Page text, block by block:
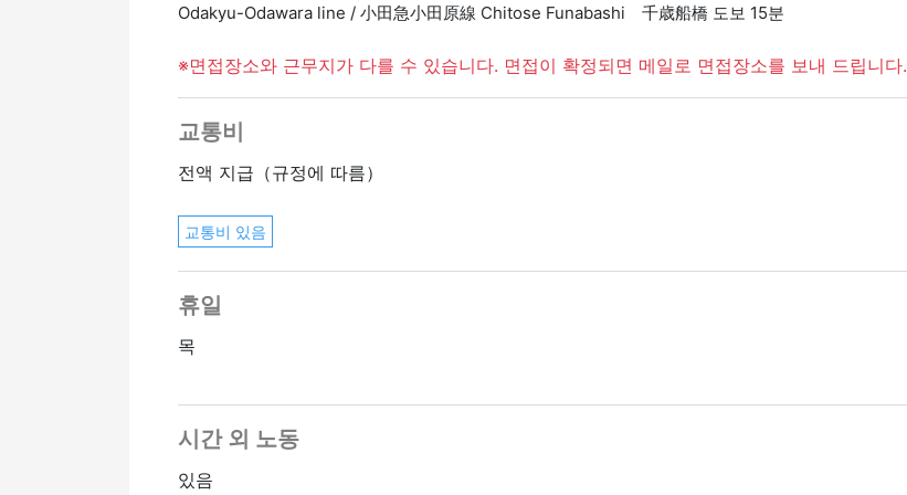
Odakyu-Odawara line / 小田急小田原線 Chitose Funabashi 千歳船橋 도보 15분
※면접장소와 근무지가 다를 수 있습니다. 면접이 확정되면 메일로 면접장소를 보내 드립니다.
교통비
전액 지급（규정에 따름）
교통비 있음
휴일
목
시간 외 노동
있음